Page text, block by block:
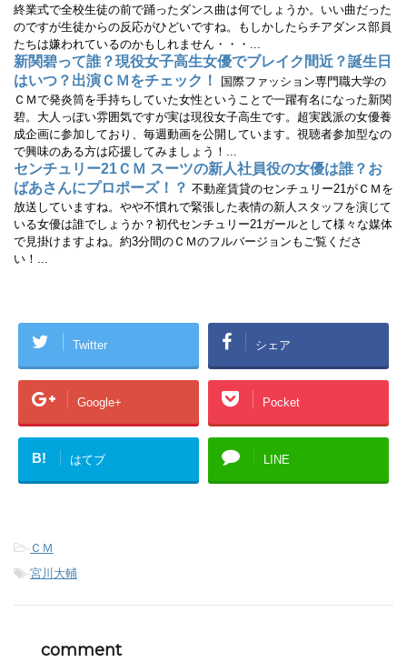
終業式で全校生徒の前で踊ったダンス曲は何でしょうか。いい曲だった
のですが生徒からの反応がひどいですね。もしかしたらチアダンス部員
たちは嫌われているのかもしれません・・・...
新関碧って誰？現役女子高生女優でブレイク間近？誕生日
はいつ？出演ＣＭをチェック！
国際ファッション専門職大学の
ＣＭで発炎筒を手持ちしていた女性ということで一躍有名になった新関
碧。大人っぽい雰囲気ですが実は現役女子高生です。超実践派の女優養
成企画に参加しており、毎週動画を公開しています。視聴者参加型なの
で興味のある方は応援してみましょう！...
センチュリー21ＣＭ スーツの新人社員役の女優は誰？お
ばあさんにプロポーズ！？ 不動産賃貸のセンチュリー21がＣＭを
放送していますね。やや不慣れで緊張した表情の新人スタッフを演じて
いる女優は誰でしょうか？初代センチュリー21ガールとして様々な媒体
で見掛けますよね。約3分間のＣＭのフルバージョンもご覧くださ
い！...
Twitter シェア
Google+ Pocket
B! はてブ LINE
- ＣＭ
-宮川大輔
comment